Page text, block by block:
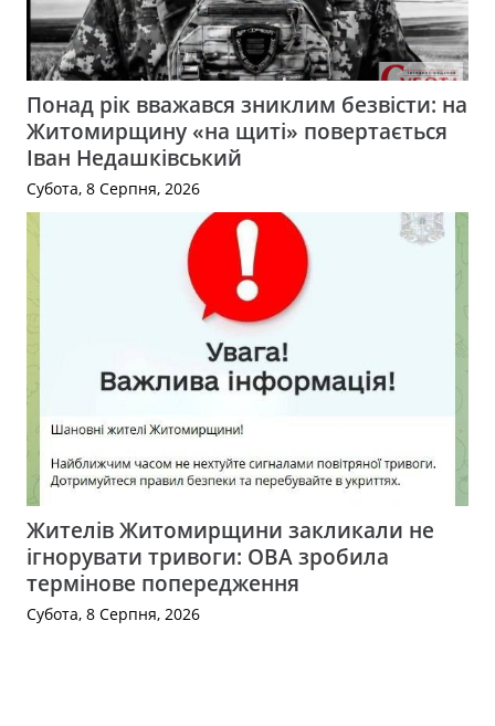
Понад рік вважався зниклим безвісти: на
Житомирщину «на щиті» повертається
Іван Недашківський
Субота, 8 Серпня, 2026
Жителів Житомирщини закликали не
ігнорувати тривоги: ОВА зробила
термінове попередження
Субота, 8 Серпня, 2026